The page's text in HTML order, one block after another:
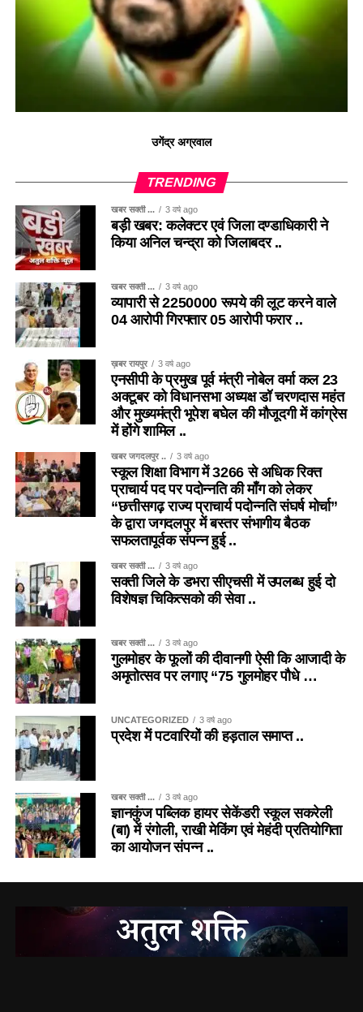
उगेंद्र अग्रवाल
TRENDING
खबर सक्ती ... 3 वर्ष ago
बड़ी खबर: कलेक्टर एवं जिला दण्डाधिकारी ने
किया अनिल चन्द्रा को जिलाबदर ..
खबर सक्ती ... 3 वर्ष ago
व्यापारी से 2250000 रूपये की लूट करने वाले
04 आरोपी गिरफ्तार 05 आरोपी फरार ..
ख़बर रायपुर 3 वर्ष ago
एनसीपी के प्रमुख पूर्व मंत्री नोबेल वर्मा कल 23
अक्टूबर को विधानसभा अध्यक्ष डॉ चरणदास महंत
और मुख्यमंत्री भूपेश बघेल की मौजूदगी में कांग्रेस
में होंगे शामिल ..
खबर जगदलपुर .. 3 वर्ष ago
स्कूल शिक्षा विभाग में 3266 से अधिक रिक्त
प्राचार्य पद पर पदोन्नति की माँग को लेकर
“छत्तीसगढ़ राज्य प्राचार्य पदोन्नति संघर्ष मोर्चा”
के द्वारा जगदलपुर में बस्तर संभागीय बैठक
सफलतापूर्वक संपन्न हुई ..
खबर सक्ती ... 3 वर्ष ago
सक्ती जिले के डभरा सीएचसी में उपलब्ध हुई दो
विशेषज्ञ चिकित्सको की सेवा ..
खबर सक्ती ... 3 वर्ष ago
गुलमोहर के फूलों की दीवानगी ऐसी कि आजादी के
अमृतोत्सव पर लगाए “75 गुलमोहर पौधे …
UNCATEGORIZED 3 वर्ष ago
प्रदेश में पटवारियों की हड़ताल समाप्त ..
खबर सक्ती ... 3 वर्ष ago
ज्ञानकुंज पब्लिक हायर सेकेंडरी स्कूल सकरेली
(बा) में रंगोली, राखी मेकिंग एवं मेहंदी प्रतियोगिता
का आयोजन संपन्न ..